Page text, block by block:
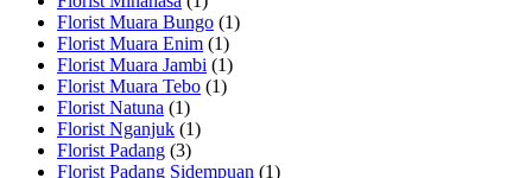
Florist Muara Bungo (1)
Florist Muara Enim (1)
Florist Muara Jambi (1)
Florist Muara Tebo (1)
Florist Natuna (1)
Florist Nganjuk (1)
Florist Padang (3)
Florist Padang Sidempuan (1)